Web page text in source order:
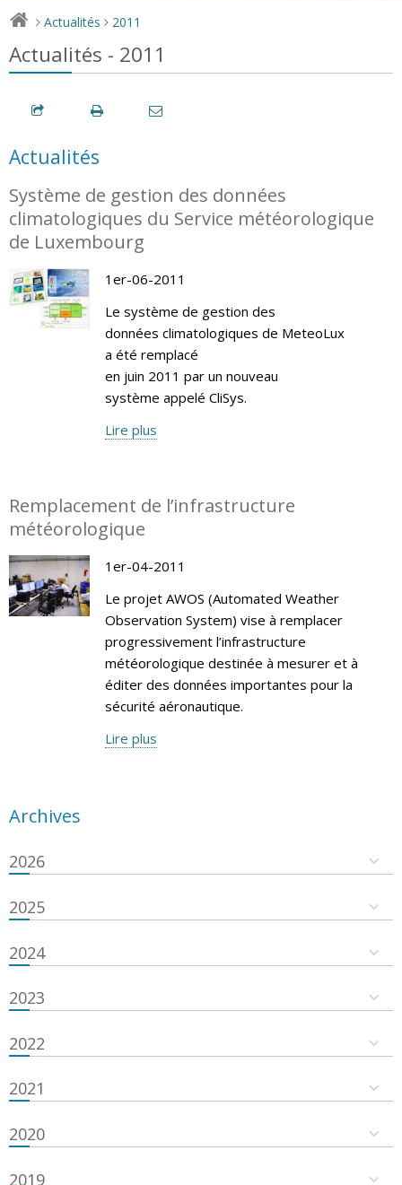
> Actualités > 2011
Actualités - 2011
Actualités
Système de gestion des données
climatologiques du Service météorologique
de Luxembourg
1er-06-2011
Le système de gestion des
données climatologiques de MeteoLux
a été remplacé
en juin 2011 par un nouveau
système appelé CliSys.
Lire plus
Remplacement de l’infrastructure
météorologique
1er-04-2011
Le projet AWOS (Automated Weather
Observation System) vise à remplacer
progressivement l’infrastructure
météorologique destinée à mesurer et à
éditer des données importantes pour la
sécurité aéronautique.
Lire plus
Archives
2026
2025
2024
2023
2022
2021
2020
2019